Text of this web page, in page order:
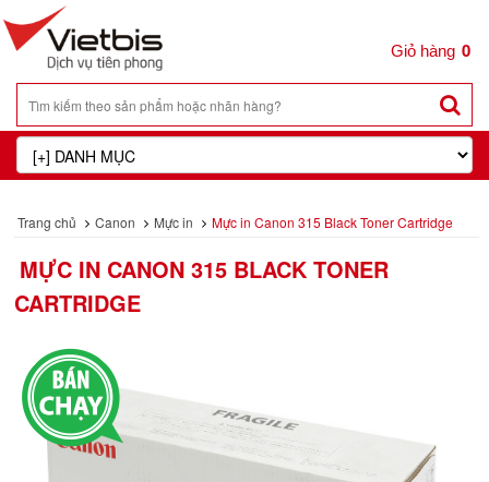
0
Trang chủ Canon Mực in Mực in Canon 315 Black Toner Cartridge
MỰC IN CANON 315 BLACK TONER
CARTRIDGE